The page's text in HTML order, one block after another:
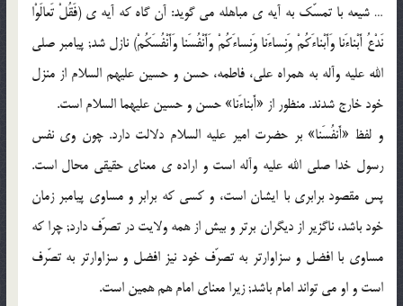
… شیعه با تمسّک به آیه ی مباهله مى گوید: آن گاه که آیه ی (فَقُلْ تَعالَوْا
نَدْعُ أَبْناءَنا وَأَبْناءَکُمْ وَنِساءَنا وَنِساءَکُمْ وَأَنْفُسَنا وَأَنْفُسَکُمْ) نازل شد; پیامبر صلى
الله علیه وآله به همراه على، فاطمه، حسن و حسین علیهم السلام از منزل
خود خارج شدند. منظور از «أَبناءَنا» حسن و حسین علیهما السلام است.
و لفظ «أَنفُسَنا» بر حضرت امیر علیه السلام دلالت دارد. چون وى نفس
رسول خدا صلى الله علیه وآله است و اراده ی معناى حقیقى محال است.
پس مقصود برابرى با ایشان است، و کسى که برابر و مساوى پیامبر زمان
خود باشد، ناگزیر از دیگران برتر و بیش از همه ولایت در تصرّف دارد; چرا که
مساوى با افضل و سزاوارتر به تصرّف خود نیز افضل و سزاوارتر به تصّرف
است و او مى تواند امام باشد; زیرا معناى امام هم همین است.